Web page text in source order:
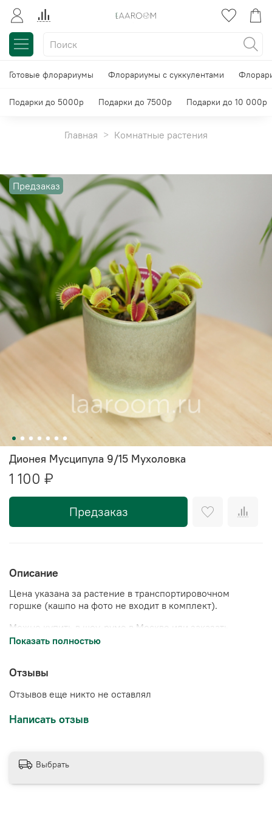
Готовые флорариумы Флорариумы с суккулентами
Подарки до 5000р Подарки до 7500р Подарки до 10 000р
Главная Комнатные растения
Предзаказ
Дионея Мусципула 9/15 Мухоловка
1 100 ₽
Предзаказ
Описание
Цена указана за растение в транспортировочном
горшке (кашпо на фото не входит в комплект).
Можно купить в шоу-руме в Москве или заказать
доставку.
Показать полностью
Отзывы
Отзывов еще никто не оставлял
Написать отзыв
Выбрать